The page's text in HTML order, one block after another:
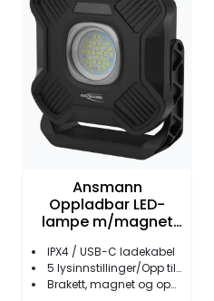
5.0 av 5 mulige
Ansmann
Oppladbar LED-
lampe m/magnet
IPX4 / USB-C ladekabel
5 lysinnstillinger/Opp til 2000 Lumen
Brakett, magnet og opphengskrok